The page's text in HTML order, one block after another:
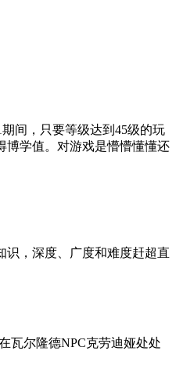
间，只要等级达到45级的玩
博学值。对游戏是懵懵懂懂还
识，深度、广度和难度赶超直
瓦尔隆德NPC克劳迪娅处处